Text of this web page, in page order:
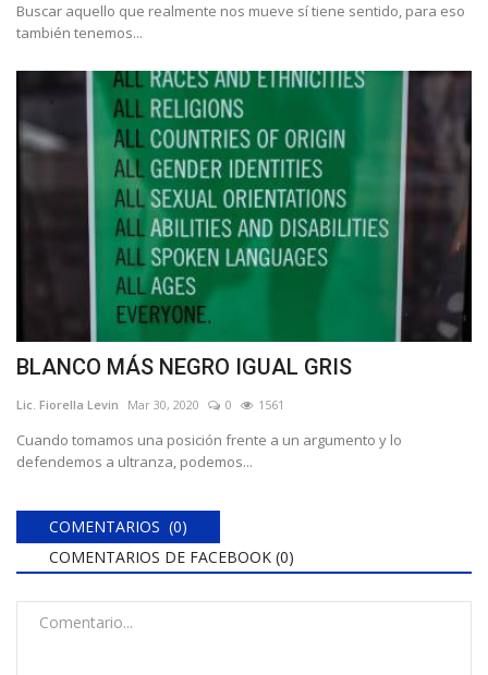
Buscar aquello que realmente nos mueve sí tiene sentido, para eso
también tenemos...
BLANCO MÁS NEGRO IGUAL GRIS
Lic. Fiorella Levin Mar 30, 2020 0 1561
Cuando tomamos una posición frente a un argumento y lo
defendemos a ultranza, podemos...
COMENTARIOS (0)
COMENTARIOS DE FACEBOOK (0)